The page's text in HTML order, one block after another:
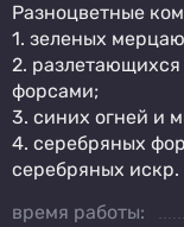
Разноцветные
1. зеленых
2.
форсами;
3. синих огней и
4. серебряных
серебряных искр.
время работы: